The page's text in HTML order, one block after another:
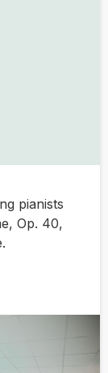
pianists
Op. 40,